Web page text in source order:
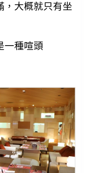
，大概就只有坐
一種喧頭